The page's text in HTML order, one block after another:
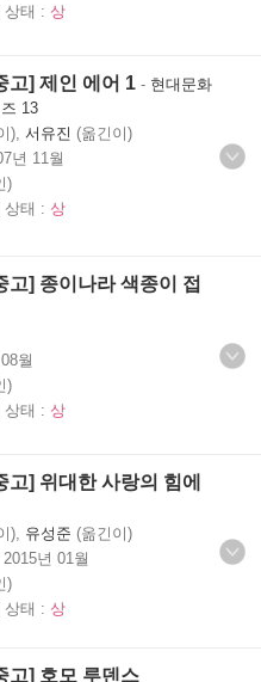
상태 : 상
고] 제인 에어 1 - 현대문화
13
), 서유진 (옮긴이)
년 11월
)
상태 : 상
고] 종이나라 색종이 접
월
)
상태 : 상
고] 위대한 사랑의 힘에
), 유성준 (옮긴이)
2015년 01월
)
상태 : 상
고] 호모 루덴스